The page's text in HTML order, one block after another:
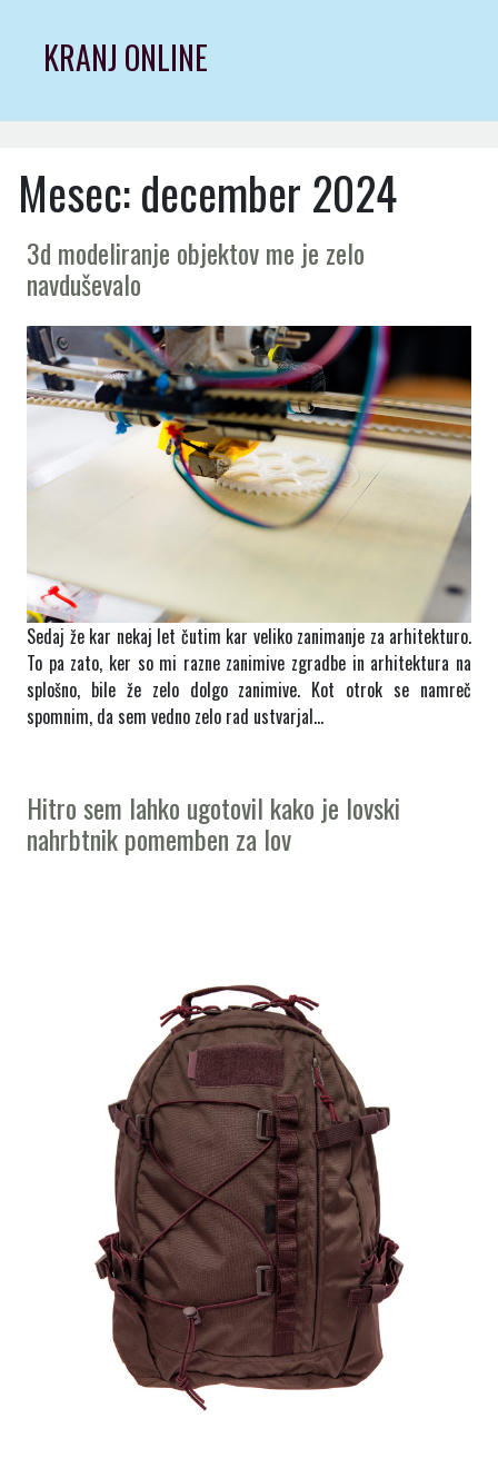
contentKRANJ ONLINE
Mesec:december 2024
3d modeliranje objektov me je zelo
navduševalo
Sedaj že kar nekaj let čutim kar veliko zanimanje za arhitekturo.
To pa zato, ker so mi razne zanimive zgradbe in arhitektura na
splošno, bile že zelo dolgo zanimive. Kot otrok se namreč
spomnim, da sem vedno zelo rad ustvarjal…
Hitro sem lahko ugotovil kako je lovski
nahrbtnik pomemben za lov